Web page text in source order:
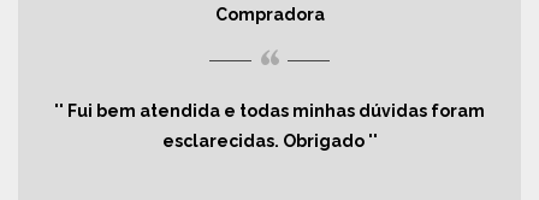
Compradora
“
Fui bem atendida e todas minhas dúvidas foram
esclarecidas. Obrigado